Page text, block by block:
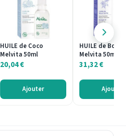
HUILE de Coco
Melvita 50ml
20,04€
Ajouter
HUILE de
Melvita 50ml
31,32€
Ajouter